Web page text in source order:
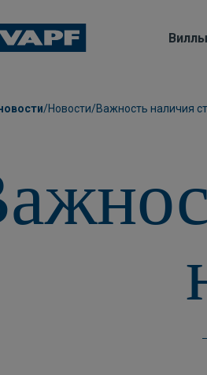
Виллы
/Новости/Важность наличия